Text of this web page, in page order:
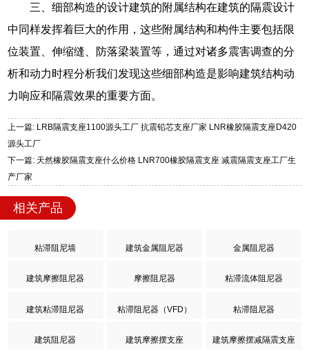
三、细部构造的设计建筑的附属结构在建筑的隔震设计
中同样发挥着巨大的作用，这些附属结构和构件主要包括限
位装置、伸缩缝、防落梁装置等，通过对诸多震害调查的分
析和动力时程分析我们发现这些细部构造是影响建筑结构动
力响应和隔震效果的重要方面。
上一篇: LRB隔震支座1100源头工厂 抗震铅芯支座厂家 LNR橡胶隔震支座D420
源头工厂
下一篇: 天然橡胶隔震支座什么价格 LNR700橡胶隔震支座 减震隔震支座工厂生
产厂家
相关产品
粘滞阻尼墙 建筑金属阻尼器 金属阻尼器
建筑摩擦阻尼器 摩擦阻尼器 粘滞流体阻尼器
建筑粘滞阻尼器 粘滞阻尼器（VFD） 粘滞阻尼器
建筑阻尼器 建筑摩擦摆支座 建筑摩擦摆减隔震支座